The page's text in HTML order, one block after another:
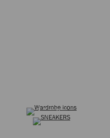
スニーカー